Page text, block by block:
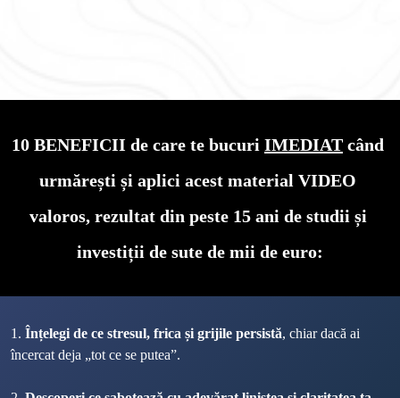
10 BENEFICII de care te bucuri IMEDIAT când
urmărești și aplici acest material VIDEO
valoros, rezultat din peste 15 ani de studii și
investiții de sute de mii de euro:
1. Înțelegi de ce stresul, frica și grijile persistă, chiar dacă ai
încercat deja „tot ce se putea”.